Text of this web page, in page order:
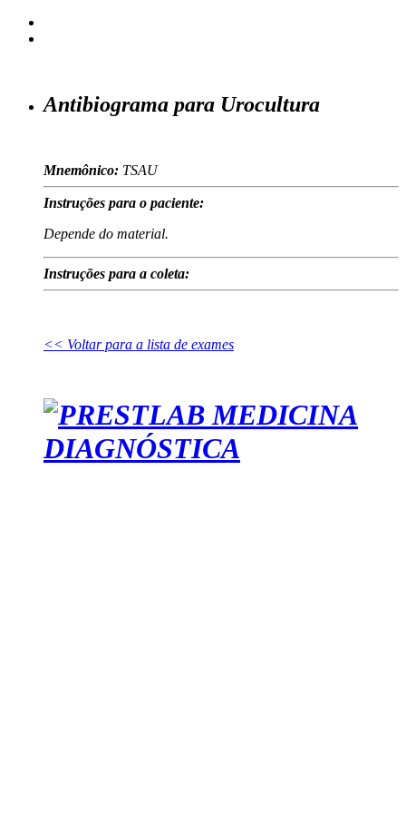
Antibiograma para Urocultura
Mnemônico: TSAU
Instruções para o paciente:
Depende do material.
Instruções para a coleta:
<< Voltar para a lista de exames